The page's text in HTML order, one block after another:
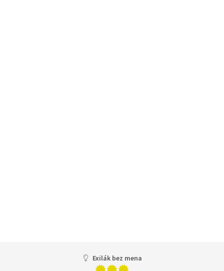
Exilák bez mena